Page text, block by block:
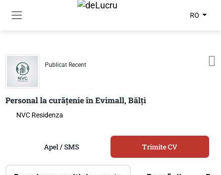
RO
Publicat Recent
Personal la curățenie în Evimall, Bălți
NVC Residenza
Apel / SMS Trimite CV